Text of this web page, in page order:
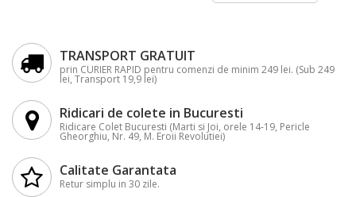
TRANSPORT GRATUIT
prin CURIER RAPID pentru comenzi de minim 249 lei. (Sub 249
lei, Transport 19,9 lei)
Ridicari de colete in Bucuresti
Ridicare Colet Bucuresti (Marti si Joi, orele 14-19, Pericle
Gheorghiu, Nr. 49, M. Eroii Revolutiei)
Calitate Garantata
Retur simplu in 30 zile.